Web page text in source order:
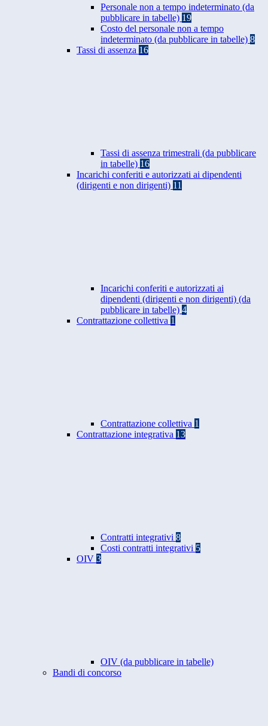
Personale non a tempo indeterminato (da
pubblicare in tabelle) 19
Costo del personale non a tempo
indeterminato (da pubblicare in tabelle) 8
Tassi di assenza 16
Tassi di assenza trimestrali (da pubblicare
in tabelle) 16
Incarichi conferiti e autorizzati ai dipendenti
(dirigenti e non dirigenti) 11
Incarichi conferiti e autorizzati ai
dipendenti (dirigenti e non dirigenti) (da
pubblicare in tabelle) 4
Contrattazione collettiva 1
Contrattazione collettiva 1
Contrattazione integrativa 13
Contratti integrativi 8
Costi contratti integrativi 5
OIV 3
OIV (da pubblicare in tabelle)
Bandi di concorso